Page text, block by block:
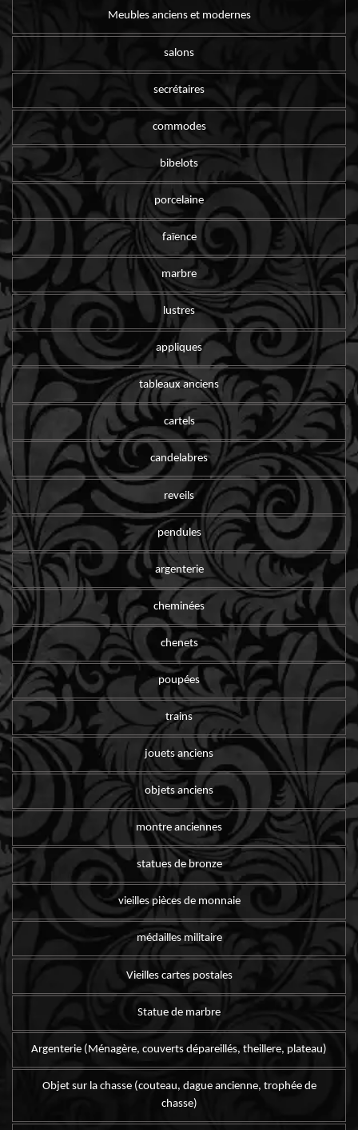
Meubles anciens et modernes
salons
secrétaires
commodes
bibelots
porcelaine
faïence
marbre
lustres
appliques
tableaux anciens
cartels
candelabres
reveils
pendules
argenterie
cheminées
chenets
poupées
trains
jouets anciens
objets anciens
montre anciennes
statues de bronze
vieilles pièces de monnaie
médailles militaire
Vieilles cartes postales
Statue de marbre
Argenterie (Ménagère, couverts dépareillés, theillere, plateau)
Objet sur la chasse (couteau, dague ancienne, trophée de
chasse)